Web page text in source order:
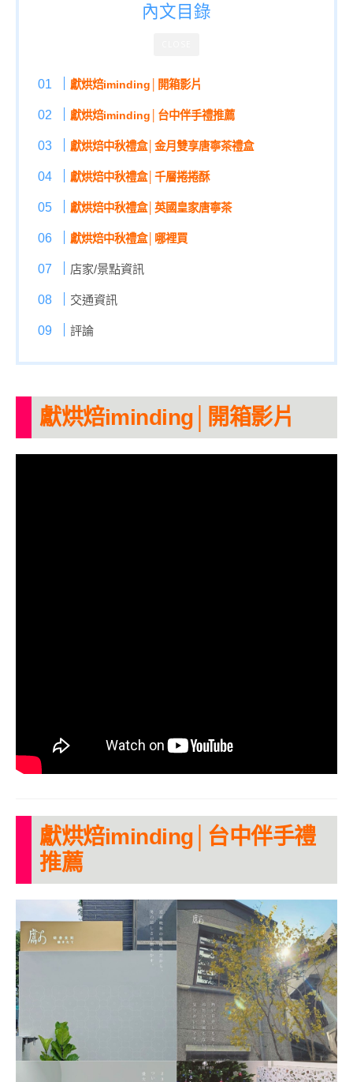
內文目錄
獻烘焙iminding│開箱影片
獻烘焙iminding│台中伴手禮推薦
獻烘焙中秋禮盒│金月雙享唐寧茶禮盒
獻烘焙中秋禮盒│千層捲捲酥
獻烘焙中秋禮盒│英國皇家唐寧茶
獻烘焙中秋禮盒│哪裡買
店家/景點資訊
交通資訊
評論
獻烘焙iminding│開箱影片
獻烘焙iminding│台中伴手禮
推薦